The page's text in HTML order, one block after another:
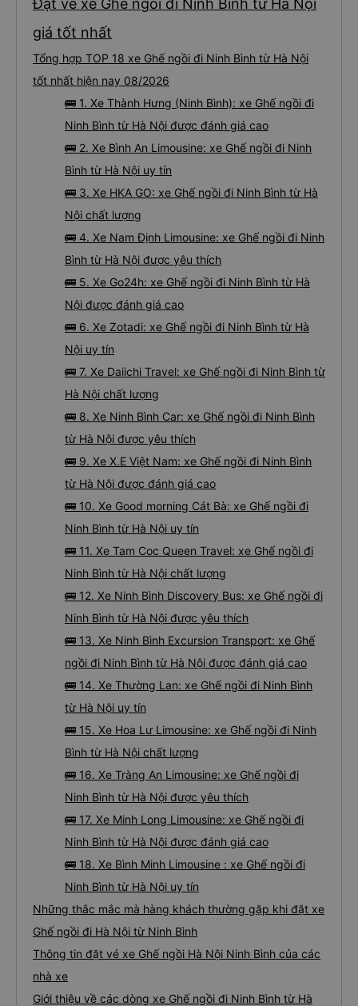
Đặt vé xe Ghế ngồi đi Ninh Bình từ Hà Nội
giá tốt nhất
Tổng hợp TOP 18 xe Ghế ngồi đi Ninh Bình từ Hà Nội
tốt nhất hiện nay 08/2026
🚌 1. Xe Thành Hưng (Ninh Bình): xe Ghế ngồi đi
Ninh Bình từ Hà Nội được đánh giá cao
🚌 2. Xe Bình An Limousine: xe Ghế ngồi đi Ninh
Bình từ Hà Nội uy tín
🚌 3. Xe HKA GO: xe Ghế ngồi đi Ninh Bình từ Hà
Nội chất lượng
🚌 4. Xe Nam Định Limousine: xe Ghế ngồi đi Ninh
Bình từ Hà Nội được yêu thích
🚌 5. Xe Go24h: xe Ghế ngồi đi Ninh Bình từ Hà
Nội được đánh giá cao
🚌 6. Xe Zotadi: xe Ghế ngồi đi Ninh Bình từ Hà
Nội uy tín
🚌 7. Xe Daiichi Travel: xe Ghế ngồi đi Ninh Bình từ
Hà Nội chất lượng
🚌 8. Xe Ninh Bình Car: xe Ghế ngồi đi Ninh Bình
từ Hà Nội được yêu thích
🚌 9. Xe X.E Việt Nam: xe Ghế ngồi đi Ninh Bình
từ Hà Nội được đánh giá cao
🚌 10. Xe Good morning Cát Bà: xe Ghế ngồi đi
Ninh Bình từ Hà Nội uy tín
🚌 11. Xe Tam Coc Queen Travel: xe Ghế ngồi đi
Ninh Bình từ Hà Nội chất lượng
🚌 12. Xe Ninh Bình Discovery Bus: xe Ghế ngồi đi
Ninh Bình từ Hà Nội được yêu thích
🚌 13. Xe Ninh Bình Excursion Transport: xe Ghế
ngồi đi Ninh Bình từ Hà Nội được đánh giá cao
🚌 14. Xe Thường Lan: xe Ghế ngồi đi Ninh Bình
từ Hà Nội uy tín
🚌 15. Xe Hoa Lư Limousine: xe Ghế ngồi đi Ninh
Bình từ Hà Nội chất lượng
🚌 16. Xe Tràng An Limousine: xe Ghế ngồi đi
Ninh Bình từ Hà Nội được yêu thích
🚌 17. Xe Minh Long Limousine: xe Ghế ngồi đi
Ninh Bình từ Hà Nội được đánh giá cao
🚌 18. Xe Bình Minh Limousine : xe Ghế ngồi đi
Ninh Bình từ Hà Nội uy tín
Những thắc mắc mà hàng khách thường gặp khi đặt xe
Ghế ngồi đi Hà Nội từ Ninh Bình
Thông tin đặt vé xe Ghế ngồi Hà Nội Ninh Bình của các
nhà xe
Giới thiệu về các dòng xe Ghế ngồi đi Ninh Bình từ Hà